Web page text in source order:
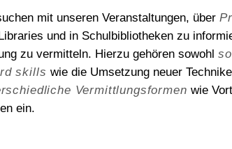
und Bremen
Wahlen
mit unseren Veranstaltungen, über
und in Schulbibliotheken zu
zu vermitteln. Hierzu gehören sowohl
skills wie die Umsetzung neuer
Vermittlungsformen wie
ein.